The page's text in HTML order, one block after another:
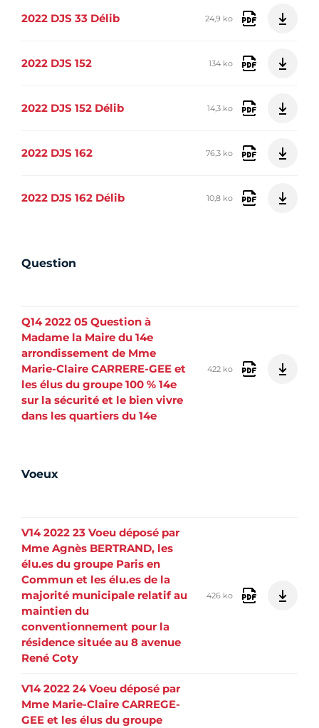
2022 DJS 33 Délib 24,9 ko
2022 DJS 152 134 ko
2022 DJS 152 Délib 14,3 ko
2022 DJS 162 76,3 ko
2022 DJS 162 Délib 10,8 ko
Question
Q14 2022 05 Question à
Madame la Maire du 14e
arrondissement de Mme
Marie-Claire CARRERE-GEE et
les élus du groupe 100 % 14e
sur la sécurité et le bien vivre
dans les quartiers du 14e
422 ko
Voeux
V14 2022 23 Voeu déposé par
Mme Agnès BERTRAND, les
élu.es du groupe Paris en
Commun et les élu.es de la
majorité municipale relatif au
maintien du
conventionnement pour la
résidence située au 8 avenue
René Coty
426 ko
V14 2022 24 Voeu déposé par
Mme Marie-Claire CARREGE-
GEE et les élus du groupe